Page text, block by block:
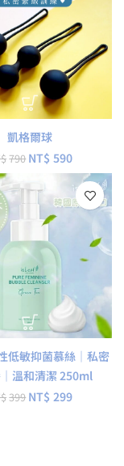
凱格爾球
790 NT$ 590
低敏抑菌慕絲｜私密
溫和清潔 250ml
399 NT$ 299